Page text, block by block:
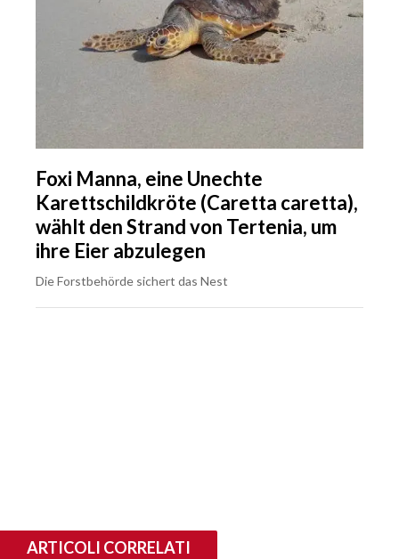
Foxi Manna, eine Unechte
Karettschildkröte (Caretta caretta),
wählt den Strand von Tertenia, um
ihre Eier abzulegen
Die Forstbehörde sichert das Nest
ARTICOLI CORRELATI